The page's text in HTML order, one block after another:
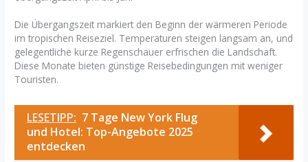
Die Übergangszeit markiert den Beginn der wärmeren Periode
im tropischen Reiseziel. Temperaturen steigen langsam an, und
gelegentliche kurze Regenschauer erfrischen die Landschaft.
Diese Monate bieten günstige Reisebedingungen mit weniger
Touristen.
LESETIPP: 7 Tage New York Flug
und Hotel: Top-Angebote 2025
entdecken